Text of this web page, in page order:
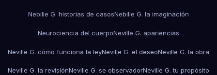
Nebille G. historias de casosNebille G. la imaginación
Neurociencia del cuerpoNeville G. apariencias
Neville G. cómo funciona la leyNeville G. el deseoNeville G. la obra
Neville G. la revisiónNeville G. se observadorNeville G. tu propósito